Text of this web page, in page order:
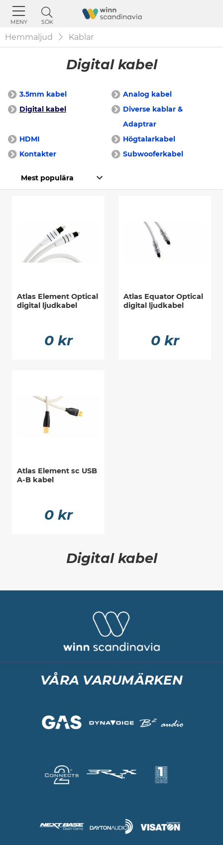
MENY SÖK
Hemmaljud Kablar
Digital kabel
3.5mm kabel
Analog kabel
Digital kabel
Diverse kablar &
Adaptrar
HDMI
Högtalarkabel
Kontakter
Subwooferkabel
Atlas Element Optical
digital ljudkabel
0 kr
Atlas Equator Optical
digital ljudkabel
0 kr
Atlas Element sc USB
A-B kabel
0 kr
Digital kabel
VÅRA VARUMÄRKEN